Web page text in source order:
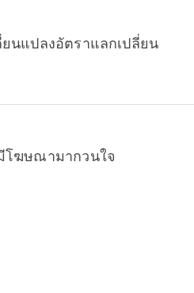
นแปลงอัตราแลกเปลี่ยน
โฆษณามากวนใจ